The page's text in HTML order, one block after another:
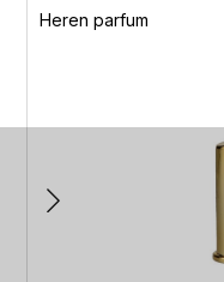
Heren parfum